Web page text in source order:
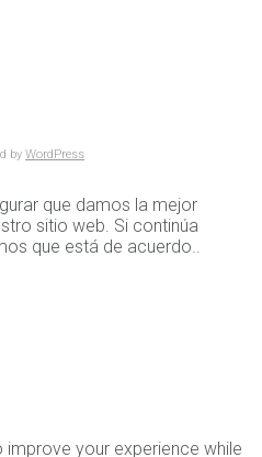
by WordPress
que damos la mejor
sitio web. Si continúa
que está de acuerdo..
your experience while